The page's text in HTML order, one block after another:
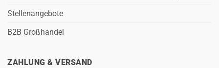
Stellenangebote
B2B Großhandel
ZAHLUNG & VERSAND